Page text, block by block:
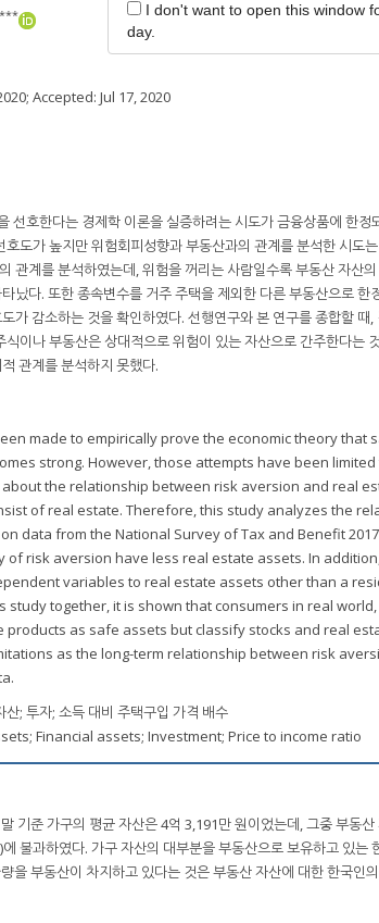
***
; Accepted: Jul 17, 2020
선호한다는 경제학 이론을 실증하려는 시도가 금융상품에 한정
도가 높지만 위험회피성향과 부동산과의 관계를 분석한 시도
관계를 분석하였는데, 위험을 꺼리는 사람일수록 부동산 자산
났다. 또한 종속변수를 거주 주택을 제외한 다른 부동산으로 한
가 감소하는 것을 확인하였다. 선행연구와 본 연구를 종합할 때
이나 부동산은 상대적으로 위험이 있는 자산으로 간주한다는
관계를 분석하지 못했다.
made to empirically prove the economic theory that
strong. However, those attempts have been
the relationship between risk aversion and real
of real estate. Therefore, this study analyzes the
data from the National Survey of Tax and Benefit
risk aversion have less real estate assets. In
variables to real estate assets other than a
together, it is shown that consumers in real
as safe assets but classify stocks and real
as the long-term relationship between risk
; 투자; 소득 대비 주택구입 가격 배수
Financial assets; Investment; Price to income ratio
기준 가구의 평균 자산은 4억 3,191만 원이었는데, 그중 부동
불과하였다. 가구 자산의 대부분을 부동산으로 보유하고 있는
을 부동산이 차지하고 있다는 것은 부동산 자산에 대한 한국인
I don't want to open this window
day.